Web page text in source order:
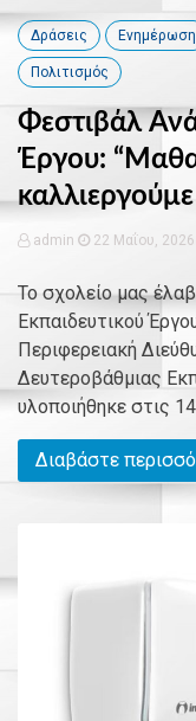
Δράσεις Ενημέρωση
Πολιτισμός
Φεστιβάλ
Έργου:
καλλιεργούμε
admin 22 Μαΐου, 2026
Το σχολείο μας
Εκπαιδευτικού
Περιφερειακή
Δευτεροβάθμιας
υλοποιήθηκε στις
Διαβάστε